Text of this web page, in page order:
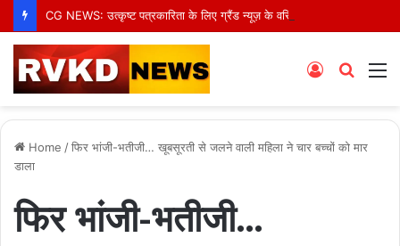
Search
Log
Home /फिर भांजी-भतीजी… खूबसूरती से जलने वाली महिला ने चार बच्चों को मार
डाला
फिर भांजी-भतीजी…